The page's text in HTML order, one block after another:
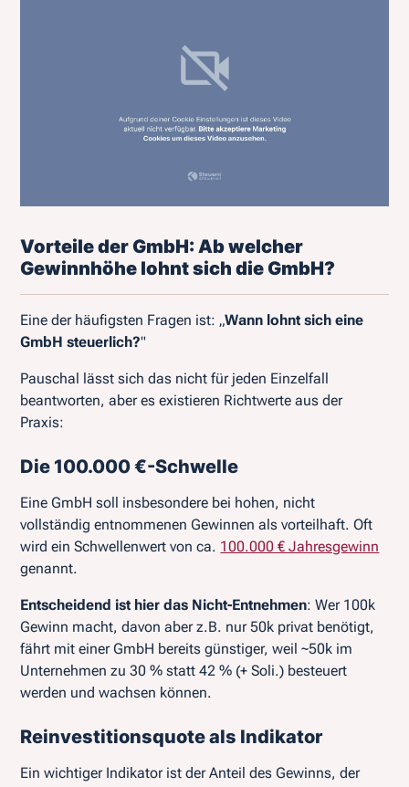
Vorteile der GmbH: Ab welcher
Gewinnhöhe lohnt sich die GmbH?
Eine der häufigsten Fragen ist: „Wann lohnt sich eine
GmbH steuerlich?"
Pauschal lässt sich das nicht für jeden Einzelfall
beantworten, aber es existieren Richtwerte aus der
Praxis:
Die 100.000 €-Schwelle
Eine GmbH soll insbesondere bei hohen, nicht
vollständig entnommenen Gewinnen als vorteilhaft. Oft
wird ein Schwellenwert von ca. 100.000 € Jahresgewinn
genannt.
Entscheidend ist hier das Nicht-Entnehmen: Wer 100k
Gewinn macht, davon aber z.B. nur 50k privat benötigt,
fährt mit einer GmbH bereits günstiger, weil ~50k im
Unternehmen zu 30 % statt 42 % (+ Soli.) besteuert
werden und wachsen können.
Reinvestitionsquote als Indikator
Ein wichtiger Indikator ist der Anteil des Gewinns, der